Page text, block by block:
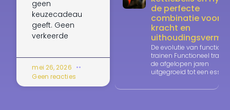
geen
keuzecadeau
geeft. Geen
verkeerde
mei 26, 2026
Geen reacties
de perfecte
combinatie voor
kracht en
De evolutie van
trainen Functioneel
de afgelopen jaren
uitgegroeid tot een